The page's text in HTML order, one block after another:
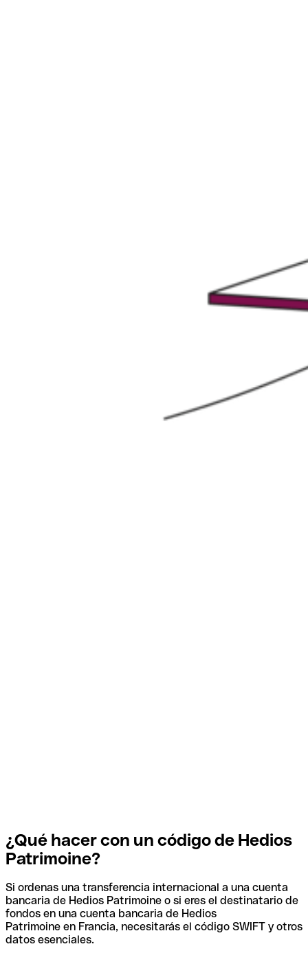
¿Qué hacer con un código de Hedios
Patrimoine?
Si ordenas una transferencia internacional a una cuenta
bancaria de Hedios Patrimoine o si eres el destinatario de
fondos en una cuenta bancaria de Hedios
Patrimoine en Francia, necesitarás el código SWIFT y otros
datos esenciales.